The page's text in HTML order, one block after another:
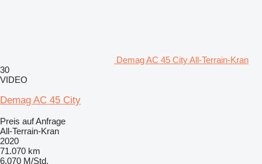
Demag AC 45 City All-Terrain-Kran
30
VIDEO
Demag AC 45 City
Preis auf Anfrage
All-Terrain-Kran
2020
71.070 km
6.070 M/Std.